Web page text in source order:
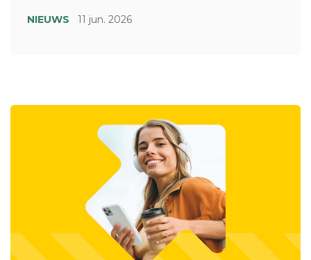
NIEUWS 11 jun. 2026